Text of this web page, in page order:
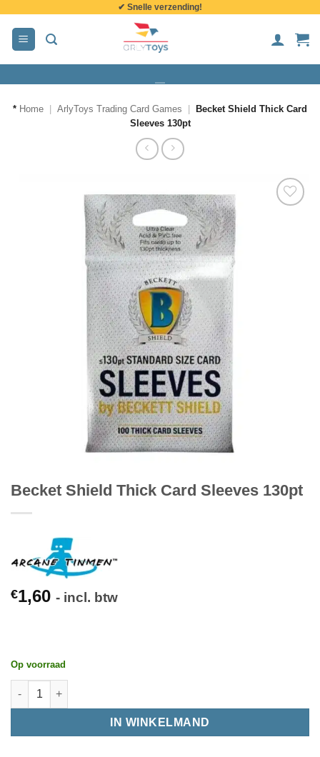
inhoud
✔ Snelle verzending!
* Home ArlyToys Trading Card Games
Becket Shield Thick Card
Sleeves 130pt
Becket Shield Thick Card Sleeves 130pt
€1,60 - incl. btw
Op voorraad
IN WINKELMAND